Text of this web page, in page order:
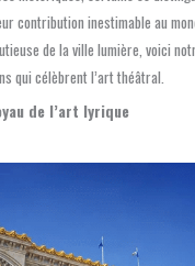
contribution inestimable au
de la ville lumière, voici
qui célèbrent l’art théâtral.
de l’art lyrique